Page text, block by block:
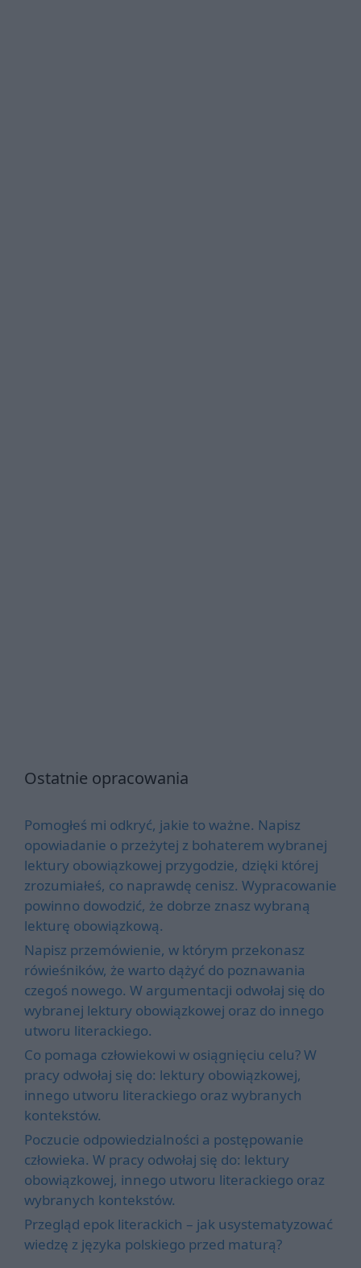
Ostatnie opracowania
Pomogłeś mi odkryć, jakie to ważne. Napisz
opowiadanie o przeżytej z bohaterem wybranej
lektury obowiązkowej przygodzie, dzięki której
zrozumiałeś, co naprawdę cenisz. Wypracowanie
powinno dowodzić, że dobrze znasz wybraną
lekturę obowiązkową.
Napisz przemówienie, w którym przekonasz
rówieśników, że warto dążyć do poznawania
czegoś nowego. W argumentacji odwołaj się do
wybranej lektury obowiązkowej oraz do innego
utworu literackiego.
Co pomaga człowiekowi w osiągnięciu celu? W
pracy odwołaj się do: lektury obowiązkowej,
innego utworu literackiego oraz wybranych
kontekstów.
Poczucie odpowiedzialności a postępowanie
człowieka. W pracy odwołaj się do: lektury
obowiązkowej, innego utworu literackiego oraz
wybranych kontekstów.
Przegląd epok literackich – jak usystematyzować
wiedzę z języka polskiego przed maturą?